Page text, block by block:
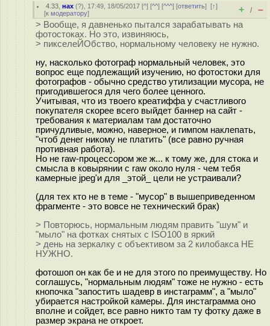
4.33 ,нах (?), 17:49, 18/05/2017 [^] [^^] [^^^] [ответить][↑]
[к модератору] + / –
> Вообще, я давненько пытался зарабатывать на
фотостоках. Но это, извиняюсь,
> пикселеЙОбство, нормальному человеку не нужно.
ну, насколько фотограф нормальный человек, это
вопрос еще подлежащий изучению, но фотостоки для
фотографов - обычно средство утилизации мусора, не
пригодившегося для чего более ценного.
Учитывая, что из твоего креатиффа у счастливого
покупателя скорее всего выйдет баннер на сайт -
требования к материалам там достаточно
причудливые, можно, наверное, и гимпом наклепать,
"чтоб денег никому не платить" (все равно ручная
противная работа).
Но не raw-процессором же ж... к тому же, для стока и
смысла в ковырянии с raw около нуля - чем тебя
камерные jpeg'и для _этой_ цели не устраивали?
(для тех кто не в теме - "мусор" в вышеприведенном
фрагменте - это вовсе не технический брак)
> Повторюсь, нормальным людям править "шум" и
"мыло" на фотках снятых с ISO100 в яркий
> день на зеркалку с объективом за 2 килобакса НЕ
НУЖНО.
фотошоп он как бе и не для этого по преимуществу. Но
соглашусь, "нормальным людям" тоже не нужно - есть
кнопочка "запостить шадевр в инстаграмм", а "мыло"
убирается настройкой камеры. Для инстаграмма оно
вполне и сойдет, все равно никто там ту фотку даже в
размер экрана не откроет.